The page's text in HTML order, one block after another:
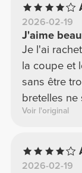
2026-02-19
J'aime
Je l'ai
la coupe et
sans être
bretelles ne
Voir l'original
2026-02-19